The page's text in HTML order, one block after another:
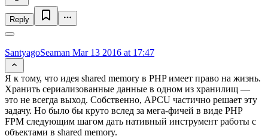
Reply
SantyagoSeaman Mar 13 2016 at 17:47
Я к тому, что идея shared memory в PHP имеет право на жизнь.
Хранить сериализованные данные в одном из хранилищ —
это не всегда выход. Собственно, APCU частично решает эту
задачу. Но было бы круто вслед за мега-фичей в виде PHP
FPM следующим шагом дать нативный инструмент работы с
объектами в shared memory.